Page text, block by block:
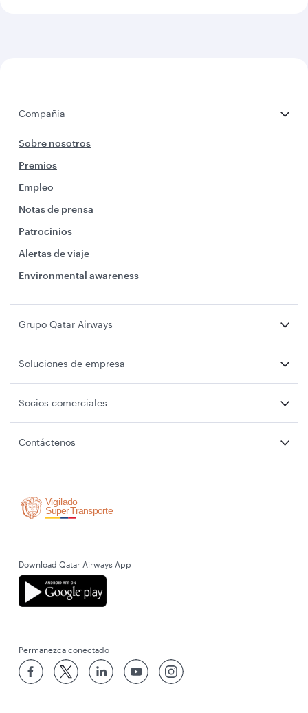
Compañía
Sobre nosotros
Premios
Empleo
Notas de prensa
Patrocinios
Alertas de viaje
Environmental awareness
Grupo Qatar Airways
Soluciones de empresa
Socios comerciales
Contáctenos
Download Qatar Airways App
Permanezca conectado